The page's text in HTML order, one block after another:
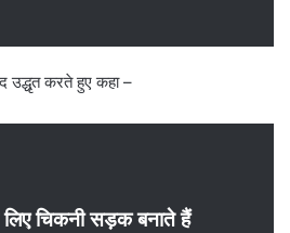
उद्धृत करते हुए कहा –
चिकनी सड़क बनाते हैं